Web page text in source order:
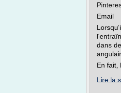
Email
dans
En fait,
Lire la